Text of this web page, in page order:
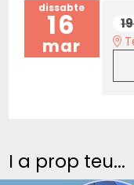
dissabte
16
mar
I a prop teu...